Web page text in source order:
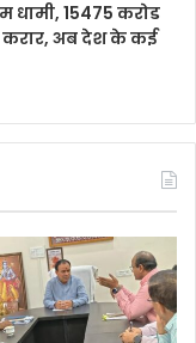
धामी, 15475 करोड
करार, अब देश के कई